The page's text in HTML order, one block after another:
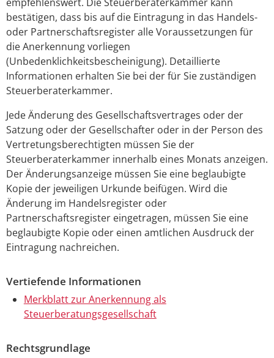
bestätigen, dass bis auf die Eintragung in das Handels-
oder Partnerschaftsregister alle Voraussetzungen für
die Anerkennung vorliegen
(Unbedenklichkeitsbescheinigung). Detaillierte
Informationen erhalten Sie bei der für Sie zuständigen
Steuerberaterkammer.
Jede Änderung des Gesellschaftsvertrages oder der
Satzung oder der Gesellschafter oder in der Person des
Vertretungsberechtigten müssen Sie der
Steuerberaterkammer innerhalb eines Monats anzeigen.
Der Änderungsanzeige müssen Sie eine beglaubigte
Kopie der jeweiligen Urkunde beifügen. Wird die
Änderung im Handelsregister oder
Partnerschaftsregister eingetragen, müssen Sie eine
beglaubigte Kopie oder einen amtlichen Ausdruck der
Eintragung nachreichen.
Vertiefende Informationen
Merkblatt zur Anerkennung als
Steuerberatungsgesellschaft
Rechtsgrundlage